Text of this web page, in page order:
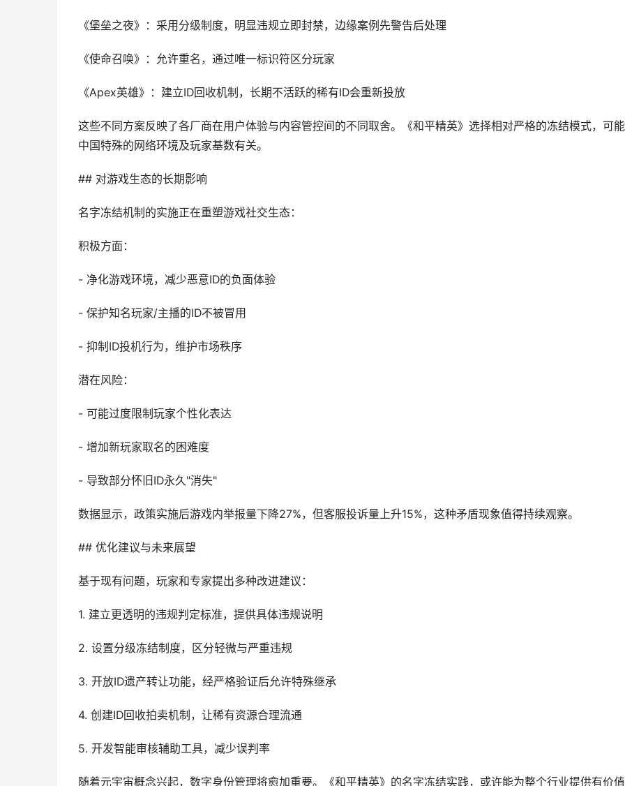
《堡垒之夜》：采用分级制度，明显违规立即封禁，边缘案例先警告后处理
《使命召唤》：允许重名，通过唯一标识符区分玩家
《Apex英雄》：建立ID回收机制，长期不活跃的稀有ID会重新投放
这些不同方案反映了各厂商在用户体验与内容管控间的不同取舍。《和平精英》选择相对严格的冻结模式，可
中国特殊的网络环境及玩家基数有关。
## 对游戏生态的长期影响
名字冻结机制的实施正在重塑游戏社交生态：
积极方面：
- 净化游戏环境，减少恶意ID的负面体验
- 保护知名玩家/主播的ID不被冒用
- 抑制ID投机行为，维护市场秩序
潜在风险：
- 可能过度限制玩家个性化表达
- 增加新玩家取名的困难度
- 导致部分怀旧ID永久"消失"
数据显示，政策实施后游戏内举报量下降27%，但客服投诉量上升15%，这种矛盾现象值得持续观察。
## 优化建议与未来展望
基于现有问题，玩家和专家提出多种改进建议：
1. 建立更透明的违规判定标准，提供具体违规说明
2. 设置分级冻结制度，区分轻微与严重违规
3. 开放ID遗产转让功能，经严格验证后允许特殊继承
4. 创建ID回收拍卖机制，让稀有资源合理流通
5. 开发智能审核辅助工具，减少误判率
随着元宇宙概念兴起，数字身份管理将愈加重要。《和平精英》的名字冻结实践，或许能为整个行业提供有价